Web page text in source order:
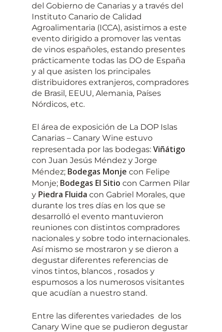
del Gobierno de Canarias y a través del
Instituto Canario de Calidad
Agroalimentaria (ICCA), asistimos a este
evento dirigido a promover las ventas
de vinos españoles, estando presentes
prácticamente todas las DO de España
y al que asisten los principales
distribuidores extranjeros, compradores
de Brasil, EEUU, Alemania, Países
Nórdicos, etc.
El área de exposición de La DOP Islas
Canarias – Canary Wine estuvo
representada por las bodegas: Viñátigo
con Juan Jesús Méndez y Jorge
Méndez; Bodegas Monje con Felipe
Monje; Bodegas El Sitio con Carmen Pilar
y Piedra Fluida con Gabriel Morales, que
durante los tres días en los que se
desarrolló el evento mantuvieron
reuniones con distintos compradores
nacionales y sobre todo internacionales.
Así mismo se mostraron y se dieron a
degustar diferentes referencias de
vinos tintos, blancos , rosados y
espumosos a los numerosos visitantes
que acudían a nuestro stand.
Entre las diferentes variedades de los
Canary Wine que se pudieron degustar